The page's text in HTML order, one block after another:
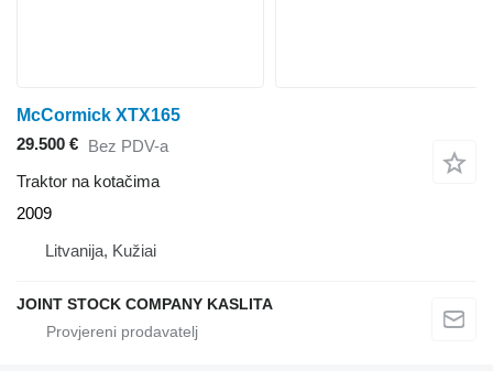
McCormick XTX165
29.500 € Bez PDV-a
Traktor na kotačima
2009
Litvanija, Kužiai
JOINT STOCK COMPANY KASLITA